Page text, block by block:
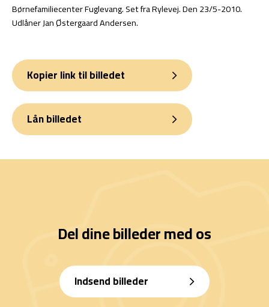
Børnefamiliecenter Fuglevang. Set fra Rylevej. Den 23/5-2010.
Udlåner Jan Østergaard Andersen.
Kopier link til billedet
Lån billedet
Del dine billeder med os
Indsend billeder